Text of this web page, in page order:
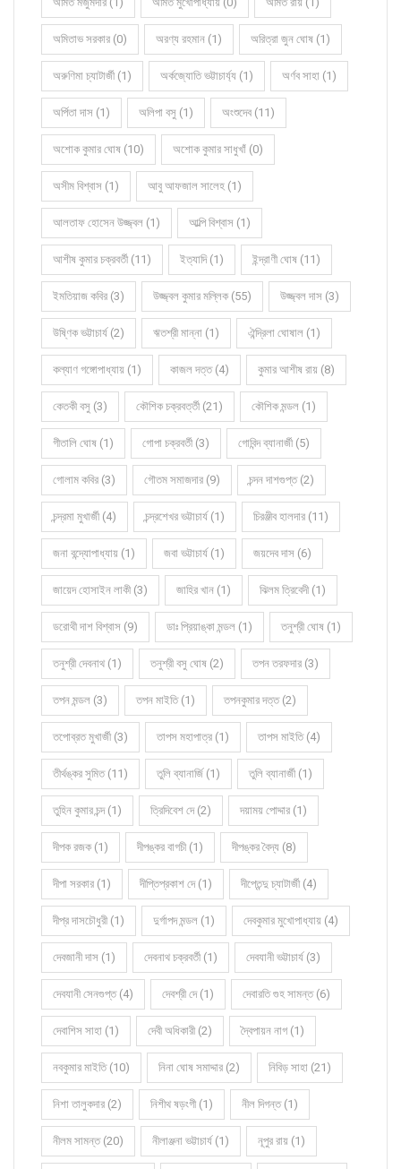
অমিতাভ সরকার (0) অরণ্য রহমান (1) অরিত্রা জুন ঘোষ (1)
অরুণিমা চ্যাটার্জী (1) অর্কজ্যোতি ভট্টাচার্য্য (1) অর্ণব সাহা (1)
অর্পিতা দাস (1) অলিপা বসু (1) অংশুদেব (11)
অশোক কুমার ঘোষ (10) অশোক কুমার সাধুখাঁ (0)
অসীম বিশ্বাস (1) আবু আফজাল সালেহ (1)
আলতাফ হোসেন উজ্জ্বল (1) আল্পি বিশ্বাস (1)
আশীষ কুমার চক্রবর্তী (11) ইত্যাদি (1) ইন্দ্রাণী ঘোষ (11)
ইমতিয়াজ কবির (3) উজ্জ্বল কুমার মল্লিক (55) উজ্জ্বল দাস (3)
উষ্ণিক ভট্টাচার্য (2) ঋতশ্রী মান্না (1) ঐন্দ্রিলা ঘোষাল (1)
কল্যাণ গঙ্গোপাধ্যায় (1) কাজল দত্ত (4) কুমার আশীষ রায় (8)
কেতকী বসু (3) কৌশিক চক্রবর্ত্তী (21) কৌশিক মন্ডল (1)
গীতালি ঘোষ (1) গোপা চক্রবর্তী (3) গোবিন্দ ব্যানার্জী (5)
গোলাম কবির (3) গৌতম সমাজদার (9) চন্দন দাশগুপ্ত (2)
চন্দ্রমা মুখার্জী (4) চন্দ্রশেখর ভট্টাচার্য (1) চিরঞ্জীব হালদার (11)
জনা বন্দ্যোপাধ্যায় (1) জবা ভট্টাচার্য (1) জয়দেব দাস (6)
জায়েদ হোসাইন লাকী (3) জাহির খান (1) ঝিলম ত্রিবেদী (1)
ডরোথী দাশ বিশ্বাস (9) ডাঃ প্রিয়াঙ্কা মন্ডল (1) তনুশ্রী ঘোষ (1)
তনুশ্রী দেবনাথ (1) তনুশ্রী বসু ঘোষ (2) তপন তরফদার (3)
তপন মন্ডল (3) তপন মাইতি (1) তপনকুমার দত্ত (2)
তপোব্রত মুখার্জী (3) তাপস মহাপাত্র (1) তাপস মাইতি (4)
তীর্থঙ্কর সুমিত (11) তুলি ব্যানার্জি (1) তুলি ব্যানার্জী (1)
তুহিন কুমার চন্দ (1) ত্রিদিবেশ দে (2) দয়াময় পোদ্দার (1)
দীপক রজক (1) দীপঙ্কর বাগচী (1) দীপঙ্কর বৈদ্য (8)
দীপা সরকার (1) দীপ্তিপ্রকাশ দে (1) দীপ্তেন্দু চ্যাটার্জী (4)
দীপ্র দাসচৌধুরী (1) দুর্গাপদ মন্ডল (1) দেবকুমার মুখোপাধ্যায় (4)
দেবজানী দাস (1) দেবনাথ চক্রবর্তী (1) দেবযানী ভট্টাচার্য (3)
দেবযানী সেনগুপ্ত (4) দেবশ্রী দে (1) দেবারতি গুহ সামন্ত (6)
দেবাশিস সাহা (1) দেবী অধিকারী (2) দ্বৈপায়ন নাগ (1)
নবকুমার মাইতি (10) নিনা ঘোষ সমাদ্দার (2) নিবিড় সাহা (21)
নিশা তালুকদার (2) নিশীথ ষড়ংগী (1) নীল দিগন্ত (1)
নীলম সামন্ত (20) নীলাঞ্জনা ভট্টাচার্য (1) নূপুর রায় (1)